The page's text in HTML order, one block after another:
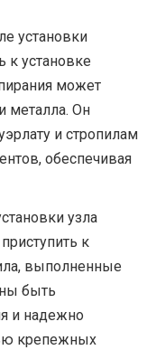
установки
к установке
может
металла. Он
и стропилам
обеспечивая
узла
к
выполненные
быть
и надежно
крепежных